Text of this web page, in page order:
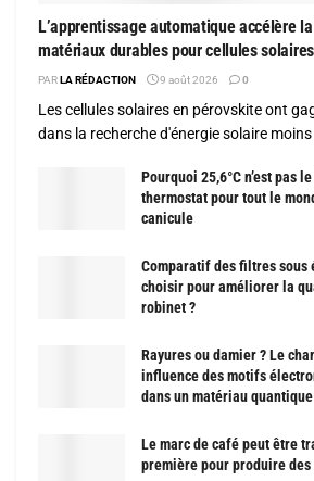
L’apprentissage automatique accélère
matériaux durables pour cellules solaires
PAR LA RÉDACTION 9 août 2026 0
Les cellules solaires en pérovskite ont
dans la recherche d'énergie solaire
Pourquoi 25,6°C n’est pas
thermostat pour tout le
canicule
Comparatif des filtres
choisir pour améliorer la
robinet ?
Rayures ou damier ? Le
influence des motifs
dans un matériau
Le marc de café peut être
première pour produire